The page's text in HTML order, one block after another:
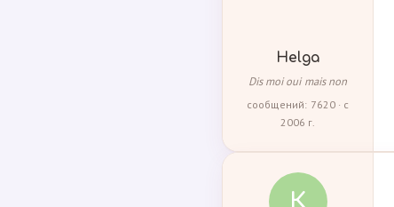
Helga
Dis moi oui mais non
сообщений: 7620 · с
2006 г.
К